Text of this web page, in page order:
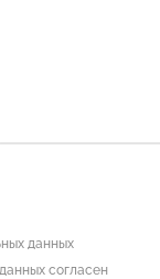
данных
согласен